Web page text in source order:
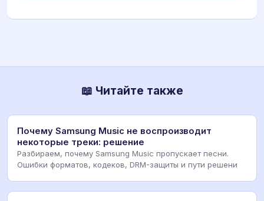
📖 Читайте также
Почему Samsung Music не воспроизводит
некоторые треки: решение
Разбираем, почему Samsung Music пропускает песни.
Ошибки форматов, кодеков, DRM-защиты и пути решени